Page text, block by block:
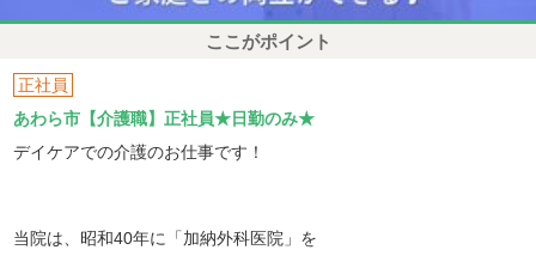
ここがポイント
正社員
あわら市【介護職】正社員★日勤のみ★
デイケアでの介護のお仕事です！
当院は、昭和40年に「加納外科医院」を